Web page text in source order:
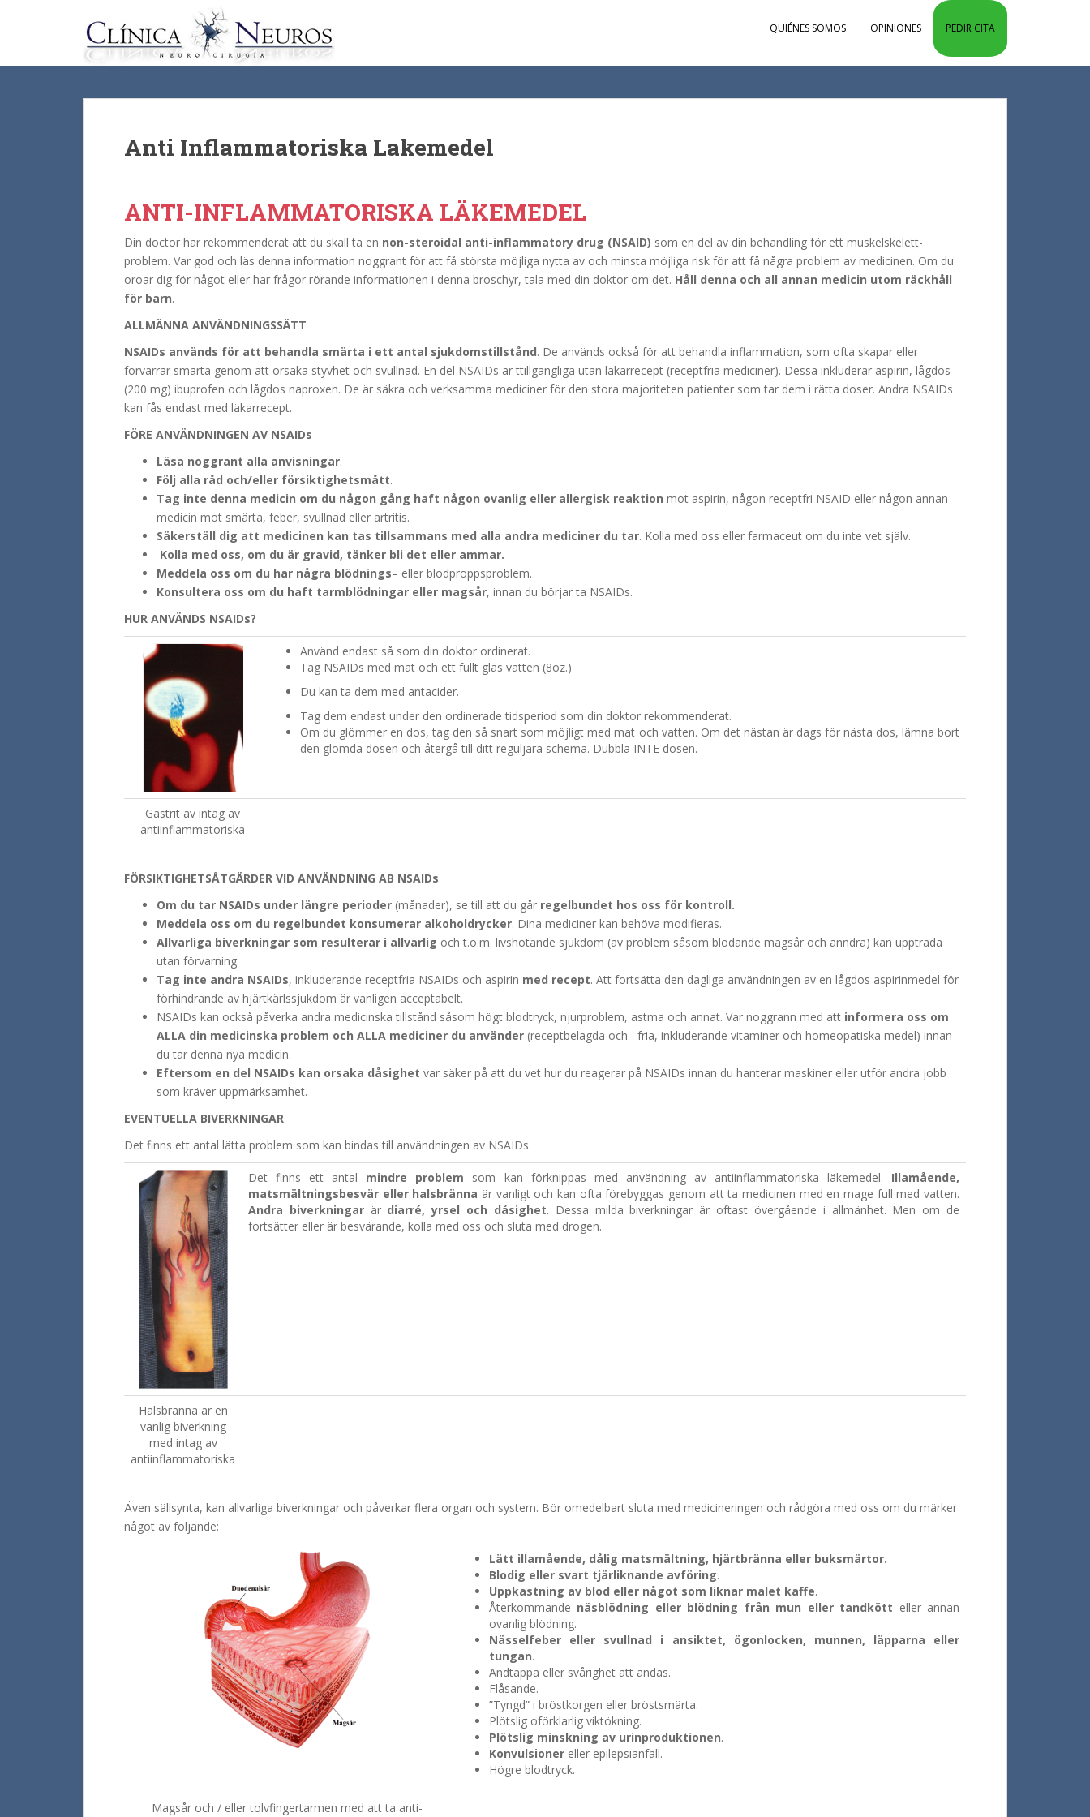
p
QUIÉNES SOMOS OPINIONES PEDIR CITA
Anti Inflammatoriska Lakemedel
ANTI-INFLAMMATORISKA LÄKEMEDEL
Din doctor har rekommenderat att du skall ta en non-steroidal anti-inflammatory drug (NSAID) som en del av din behandling för ett muskelskelett-
problem. Var god och läs denna information noggrant för att få största möjliga nytta av och minsta möjliga risk för att få några problem av medicinen. Om du
oroar dig för något eller har frågor rörande informationen i denna broschyr, tala med din doktor om det. Håll denna och all annan medicin utom räckhåll
för barn.
ALLMÄNNA ANVÄNDNINGSSÄTT
NSAIDs används för att behandla smärta i ett antal sjukdomstillstånd. De används också för att behandla inflammation, som ofta skapar eller
förvärrar smärta genom att orsaka styvhet och svullnad. En del NSAIDs är ttillgängliga utan läkarrecept (receptfria mediciner). Dessa inkluderar aspirin, lågdos
(200 mg) ibuprofen och lågdos naproxen. De är säkra och verksamma mediciner för den stora majoriteten patienter som tar dem i rätta doser. Andra NSAIDs
kan fås endast med läkarrecept.
FÖRE ANVÄNDNINGEN AV NSAIDs
Läsa noggrant alla anvisningar.
Följ alla råd och/eller försiktighetsmått.
Tag inte denna medicin om du någon gång haft någon ovanlig eller allergisk reaktion mot aspirin, någon receptfri NSAID eller någon annan
medicin mot smärta, feber, svullnad eller artritis.
Säkerställ dig att medicinen kan tas tillsammans med alla andra mediciner du tar. Kolla med oss eller farmaceut om du inte vet själv.
Kolla med oss, om du är gravid, tänker bli det eller ammar.
Meddela oss om du har några blödnings– eller blodproppsproblem.
Konsultera oss om du haft tarmblödningar eller magsår, innan du börjar ta NSAIDs.
HUR ANVÄNDS NSAIDs?
Använd endast så som din doktor ordinerat.
Tag NSAIDs med mat och ett fullt glas vatten (8oz.)
Du kan ta dem med antacider.
Tag dem endast under den ordinerade tidsperiod som din doktor rekommenderat.
Om du glömmer en dos, tag den så snart som möjligt med mat och vatten. Om det nästan är dags för nästa dos, lämna bort
den glömda dosen och återgå till ditt reguljära schema. Dubbla INTE dosen.
Gastrit av intag av
antiinflammatoriska
FÖRSIKTIGHETSÅTGÄRDER VID ANVÄNDNING AB NSAIDs
Om du tar NSAIDs under längre perioder (månader), se till att du går regelbundet hos oss för kontroll.
Meddela oss om du regelbundet konsumerar alkoholdrycker. Dina mediciner kan behöva modifieras.
Allvarliga biverkningar som resulterar i allvarlig och t.o.m. livshotande sjukdom (av problem såsom blödande magsår och anndra) kan uppträda
utan förvarning.
Tag inte andra NSAIDs, inkluderande receptfria NSAIDs och aspirin med recept. Att fortsätta den dagliga användningen av en lågdos aspirinmedel för
förhindrande av hjärtkärlssjukdom är vanligen acceptabelt.
NSAIDs kan också påverka andra medicinska tillstånd såsom högt blodtryck, njurproblem, astma och annat. Var noggrann med att informera oss om
ALLA din medicinska problem och ALLA mediciner du använder (receptbelagda och –fria, inkluderande vitaminer och homeopatiska medel) innan
du tar denna nya medicin.
Eftersom en del NSAIDs kan orsaka dåsighet var säker på att du vet hur du reagerar på NSAIDs innan du hanterar maskiner eller utför andra jobb
som kräver uppmärksamhet.
EVENTUELLA BIVERKNINGAR
Det finns ett antal lätta problem som kan bindas till användningen av NSAIDs.
Det finns ett antal mindre problem som kan förknippas med användning av antiinflammatoriska läkemedel. Illamående,
matsmältningsbesvär eller halsbränna är vanligt och kan ofta förebyggas genom att ta medicinen med en mage full med vatten.
Andra biverkningarär diarré, yrsel och dåsighet. Dessa milda biverkningar är oftast övergående i allmänhet. Men om de
fortsätter eller är besvärande, kolla med oss och sluta med drogen.
Halsbränna är en
vanlig biverkning
med intag av
antiinflammatoriska
Även sällsynta, kan allvarliga biverkningar och påverkar flera organ och system. Bör omedelbart sluta med medicineringen och rådgöra med oss om du märker
något av följande:
Lätt illamående, dålig matsmältning, hjärtbränna eller buksmärtor.
Blodig eller svart tjärliknande avföring.
Uppkastning av blod eller något som liknar malet kaffe.
Återkommande näsblödning eller blödning från mun eller tandkött eller annan
ovanlig blödning.
Nässelfeber eller svullnad i ansiktet, ögonlocken, munnen, läpparna eller
tungan.
Andtäppa eller svårighet att andas.
Flåsande.
”Tyngd” i bröstkorgen eller bröstsmärta.
Plötslig oförklarlig viktökning.
Plötslig minskning av urinproduktionen.
Konvulsioner eller epilepsianfall.
Högre blodtryck.
Magsår och / eller tolvfingertarmen med att ta anti-